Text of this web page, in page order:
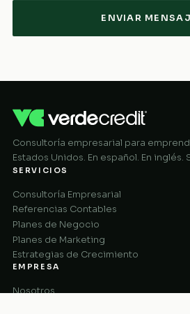
ENVIAR
Consultoría empresarial para
Estados Unidos. En español. En inglés.
SERVICIOS
Consultoría Empresarial
Referencias Contables
Planes de Negocio
Planes de Marketing
Estrategias de Crecimiento
EMPRESA
Nosotros